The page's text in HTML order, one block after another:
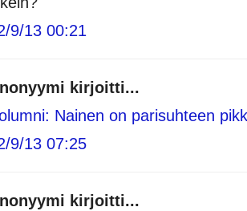
9/13 00:21
kirjoitti...
Nainen on parisuhteen
9/13 07:25
kirjoitti...